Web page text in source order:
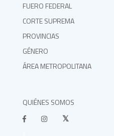
FUERO FEDERAL
CORTE SUPREMA
PROVINCIAS
GÉNERO
ÁREA METROPOLITANA
QUIÉNES SOMOS